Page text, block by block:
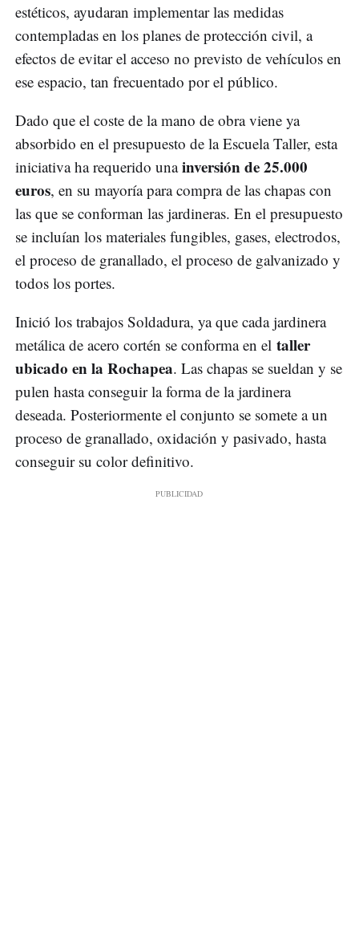
estéticos, ayudaran implementar las medidas
contempladas en los planes de protección civil, a
efectos de evitar el acceso no previsto de vehículos en
ese espacio, tan frecuentado por el público.
Dado que el coste de la mano de obra viene ya
absorbido en el presupuesto de la Escuela Taller, esta
iniciativa ha requerido unainversión de 25.000
euros, en su mayoría para compra de las chapas con
las que se conforman las jardineras. En el presupuesto
se incluían los materiales fungibles, gases, electrodos,
el proceso de granallado, el proceso de galvanizado y
todos los portes.
Inició los trabajos Soldadura, ya que cada jardinera
metálica de acero cortén se conforma en el taller
ubicado en la Rochapea. Las chapas se sueldan y se
pulen hasta conseguir la forma de la jardinera
deseada. Posteriormente el conjunto se somete a un
proceso de granallado, oxidación y pasivado, hasta
conseguir su color definitivo.